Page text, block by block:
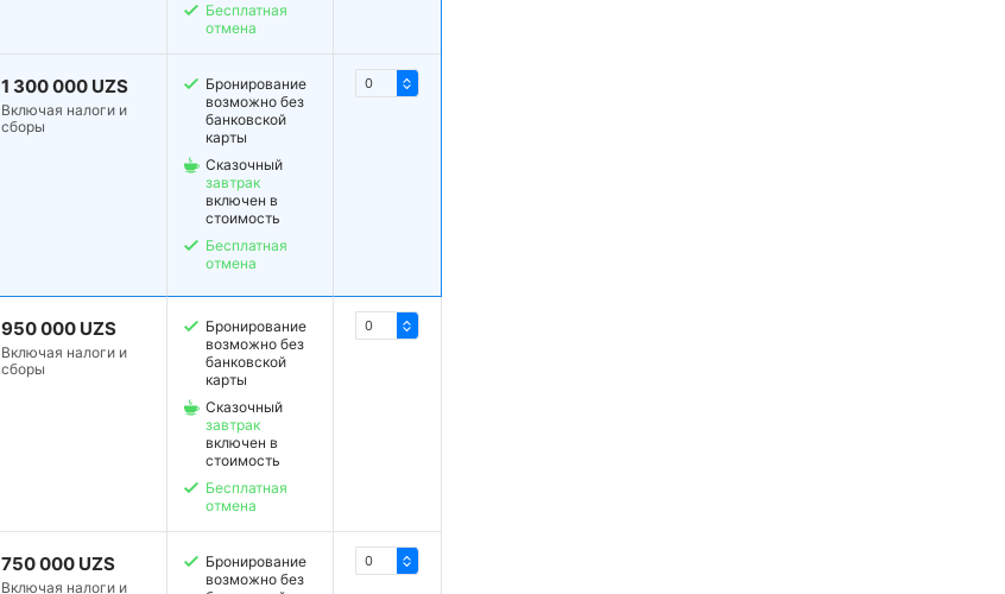
1 300 000 UZS
Включая налоги и
сборы
Бесплатная
отмена
Бронирование
возможно без
банковской
карты
Сказочный
завтрак
включен в
стоимость
Бесплатная
отмена
950 000 UZS
Включая налоги и
сборы
750 000 UZS
Включая налоги и
Бронирование
возможно без
банковской
карты
Сказочный
завтрак
включен в
стоимость
Бесплатная
отмена
Бронирование
возможно без